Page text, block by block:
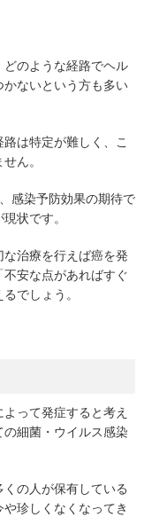
のような経路でヘル
ないという方も多い
は特定が難しく、こ
ん。
感染予防効果の期待で
状です。
治療を行えば癌を発
安な点があればすぐ
でしょう。
って発症すると考え
細菌・ウイルス感染
の人が保有している
珍しくなくなってき